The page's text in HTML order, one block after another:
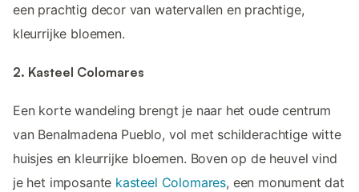
een prachtig decor van watervallen en prachtige,
kleurrijke bloemen.
2. Kasteel Colomares
Een korte wandeling brengt je naar het oude centrum
van Benalmadena Pueblo, vol met schilderachtige witte
huisjes en kleurrijke bloemen. Boven op de heuvel vind
je het imposante kasteel Colomares, een monument dat